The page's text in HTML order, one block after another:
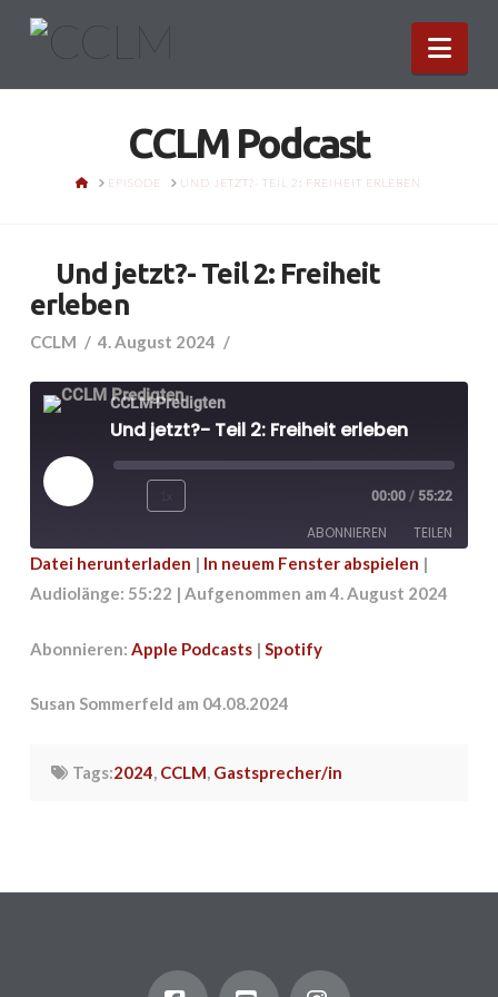
CCLM Podcast
HOMEEPISODE UND JETZT?- TEIL 2: FREIHEIT ERLEBEN
Und jetzt?- Teil 2: Freiheit
erleben
CCLM 4. August 2024
CCLM Predigten
Und jetzt?- Teil 2: Freiheit erleben
Play
00:00 / 55:22
ABONNIEREN TEILEN
Apple Podcasts Spotify
TEILEN
LINK
Datei herunterladen | In neuem Fenster abspielen |
Audiolänge: 55:22 | Aufgenommen am 4. August 2024
Abonnieren: Apple Podcasts| Spotify
Susan Sommerfeld am 04.08.2024
Tags:2024 CCLM Gastsprecher/in